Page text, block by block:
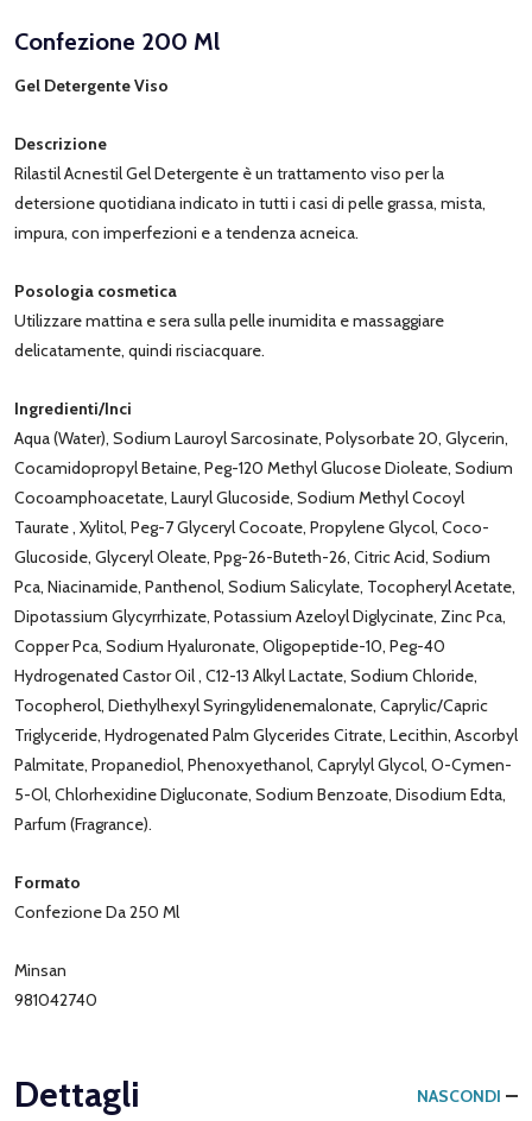
Confezione 200 Ml
Gel Detergente Viso
Descrizione
Rilastil Acnestil Gel Detergente è un trattamento viso per la
detersione quotidiana indicato in tutti i casi di pelle grassa, mista,
impura, con imperfezioni e a tendenza acneica.
Posologia cosmetica
Utilizzare mattina e sera sulla pelle inumidita e massaggiare
delicatamente, quindi risciacquare.
Ingredienti/Inci
Aqua (Water), Sodium Lauroyl Sarcosinate, Polysorbate 20, Glycerin,
Cocamidopropyl Betaine, Peg-120 Methyl Glucose Dioleate, Sodium
Cocoamphoacetate, Lauryl Glucoside, Sodium Methyl Cocoyl
Taurate , Xylitol, Peg-7 Glyceryl Cocoate, Propylene Glycol, Coco-
Glucoside, Glyceryl Oleate, Ppg-26-Buteth-26, Citric Acid, Sodium
Pca, Niacinamide, Panthenol, Sodium Salicylate, Tocopheryl Acetate,
Dipotassium Glycyrrhizate, Potassium Azeloyl Diglycinate, Zinc Pca,
Copper Pca, Sodium Hyaluronate, Oligopeptide-10, Peg-40
Hydrogenated Castor Oil , C12-13 Alkyl Lactate, Sodium Chloride,
Tocopherol, Diethylhexyl Syringylidenemalonate, Caprylic/Capric
Triglyceride, Hydrogenated Palm Glycerides Citrate, Lecithin, Ascorbyl
Palmitate, Propanediol, Phenoxyethanol, Caprylyl Glycol, O-Cymen-
5-Ol, Chlorhexidine Digluconate, Sodium Benzoate, Disodium Edta,
Parfum (Fragrance).
Formato
Confezione Da 250 Ml
Minsan
981042740
Dettagli NASCONDI